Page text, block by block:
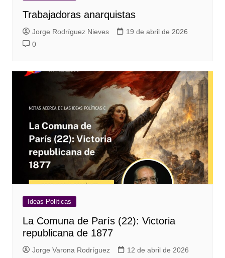
Trabajadoras anarquistas
Jorge Rodríguez Nieves
19 de abril de 2026
0
Ideas Políticas
La Comuna de París (22): Victoria
republicana de 1877
Jorge Varona Rodríguez
12 de abril de 2026